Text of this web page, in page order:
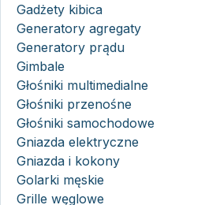
Gadżety kibica
Generatory agregaty
Generatory prądu
Gimbale
Głośniki multimedialne
Głośniki przenośne
Głośniki samochodowe
Gniazda elektryczne
Gniazda i kokony
Golarki męskie
Grille węglowe